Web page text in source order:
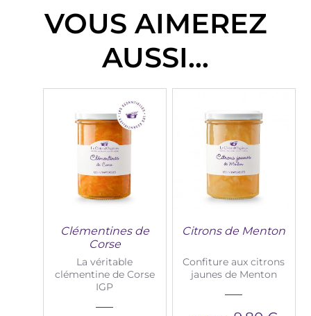
VOUS AIMEREZ
AUSSI...
Clémentines de
Corse
La véritable
clémentine de Corse
IGP
Citrons de Menton
Confiture aux citrons
jaunes de Menton